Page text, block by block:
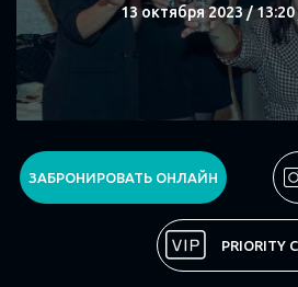
13 октября 2023 /
Поделиться
ЗАБРОНИРОВАТЬ ОНЛАЙН
PRIORITY